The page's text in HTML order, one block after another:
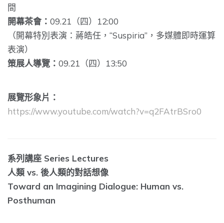
間
開幕茶會： 09.21（四）12:00
（開幕特別表演：蔣皓任，“Suspiria”，多媒體即時運算
表演）
策展人導覽： 09.21（四）13:50
展覽形象片：
https://www.youtube.com/watch?v=q2FAtrBSro0
系列講座 Series Lectures
人類 vs. 後人類的對話想像
Toward an Imagining Dialogue: Human vs.
Posthuman